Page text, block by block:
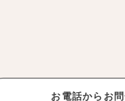
お電話からお